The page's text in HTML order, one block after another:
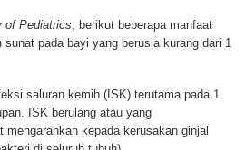
of Pediatrics, berikut beberapa manfaat
pada bayi yang berusia kurang dari 1
saluran kemih (ISK) terutama pada 1
ISK berulang atau yang
mengarahkan kepada kerusakan ginjal